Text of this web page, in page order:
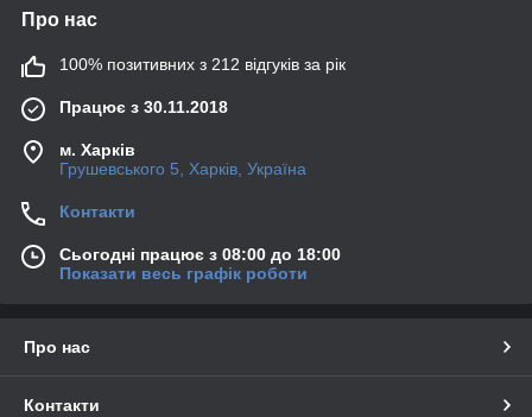
Про нас
100% позитивних з 212 відгуків за рік
Працює з 30.11.2018
м. Харків
Грушевського 5, Харків, Україна
Контакти
Сьогодні працює з 08:00 до 18:00
Показати весь графік роботи
Про нас
Контакти